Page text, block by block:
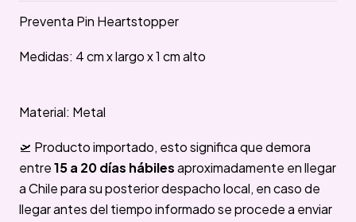
Preventa Pin Heartstopper
Medidas: 4 cm x largo x 1 cm alto
Material: Metal
🛫 Producto importado, esto significa que demora
entre15 a 20 días hábilesaproximadamente en llegar
a Chile para su posterior despacho local, en caso de
llegar antes del tiempo informado se procede a enviar